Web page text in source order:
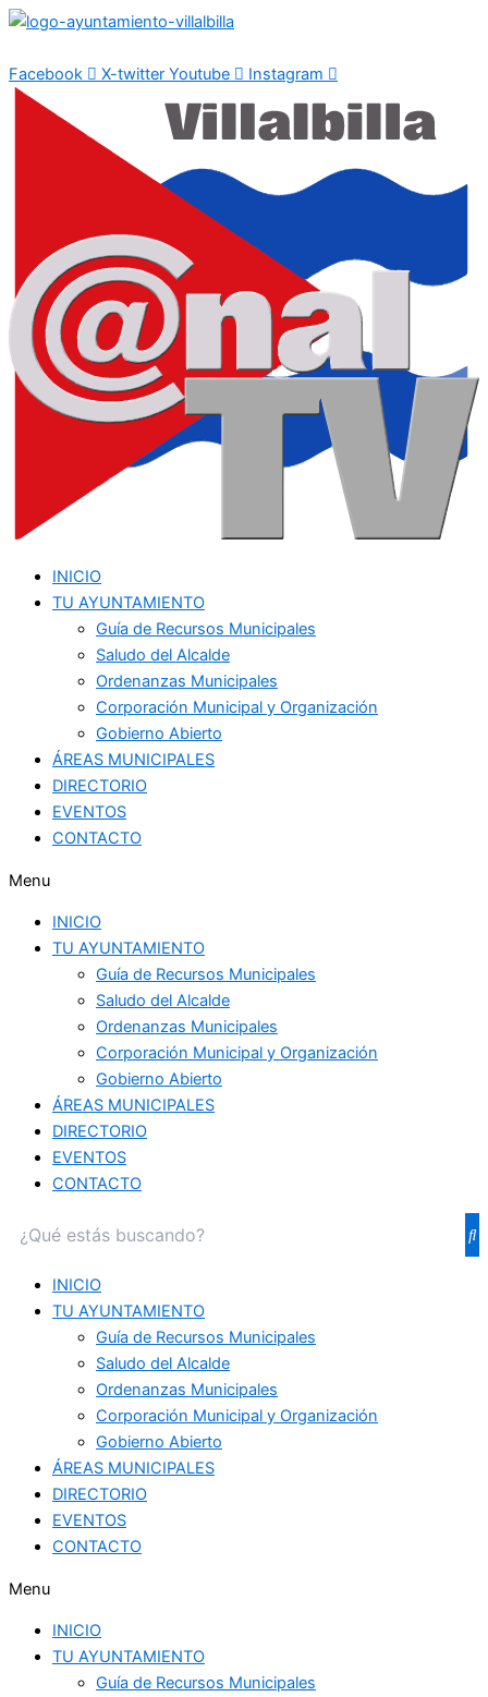
Ir
contenido
Facebook X-twitter Youtube Instagram
INICIO
TU AYUNTAMIENTO
Guía de Recursos Municipales
Saludo del Alcalde
Ordenanzas Municipales
Corporación Municipal y Organización
Gobierno Abierto
ÁREAS MUNICIPALES
DIRECTORIO
EVENTOS
CONTACTO
Menu
INICIO
TU AYUNTAMIENTO
Guía de Recursos Municipales
Saludo del Alcalde
Ordenanzas Municipales
Corporación Municipal y Organización
Gobierno Abierto
ÁREAS MUNICIPALES
DIRECTORIO
EVENTOS
CONTACTO
INICIO
TU AYUNTAMIENTO
Guía de Recursos Municipales
Saludo del Alcalde
Ordenanzas Municipales
Corporación Municipal y Organización
Gobierno Abierto
ÁREAS MUNICIPALES
DIRECTORIO
EVENTOS
CONTACTO
Menu
INICIO
TU AYUNTAMIENTO
Guía de Recursos Municipales